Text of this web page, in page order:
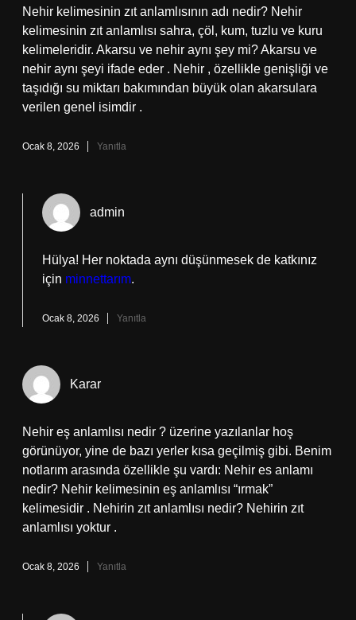
Nehir kelimesinin zıt anlamlısının adı nedir? Nehir
kelimesinin zıt anlamlısı sahra, çöl, kum, tuzlu ve kuru
kelimeleridir. Akarsu ve nehir aynı şey mi? Akarsu ve
nehir aynı şeyi ifade eder . Nehir , özellikle genişliği ve
taşıdığı su miktarı bakımından büyük olan akarsulara
verilen genel isimdir .
Ocak 8, 2026 Yanıtla
admin
Hülya! Her noktada aynı düşünmesek de katkınız
için minnettarım.
Ocak 8, 2026 Yanıtla
Karar
Nehir eş anlamlısı nedir ? üzerine yazılanlar hoş
görünüyor, yine de bazı yerler kısa geçilmiş gibi. Benim
notlarım arasında özellikle şu vardı: Nehir es anlamı
nedir? Nehir kelimesinin eş anlamlısı “ırmak”
kelimesidir . Nehirin zıt anlamlısı nedir? Nehirin zıt
anlamlısı yoktur .
Ocak 8, 2026 Yanıtla